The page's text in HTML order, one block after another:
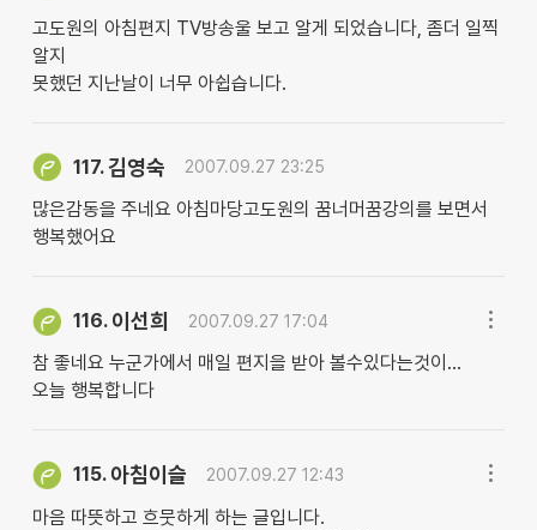
고도원의 아침편지 TV방송울 보고 알게 되었습니다, 좀더 일찍
알지
못했던 지난날이 너무 아쉽습니다.
117.김영숙 2007.09.27 23:25
많은감동을 주네요 아침마당고도원의 꿈너머꿈강의를 보면서
행복했어요
116. 이선희 2007.09.27 17:04
참 좋네요 누군가에서 매일 편지을 받아 볼수있다는것이...
오늘 행복합니다
115. 아침이슬 2007.09.27 12:43
마음 따뜻하고 흐뭇하게 하는 글입니다.